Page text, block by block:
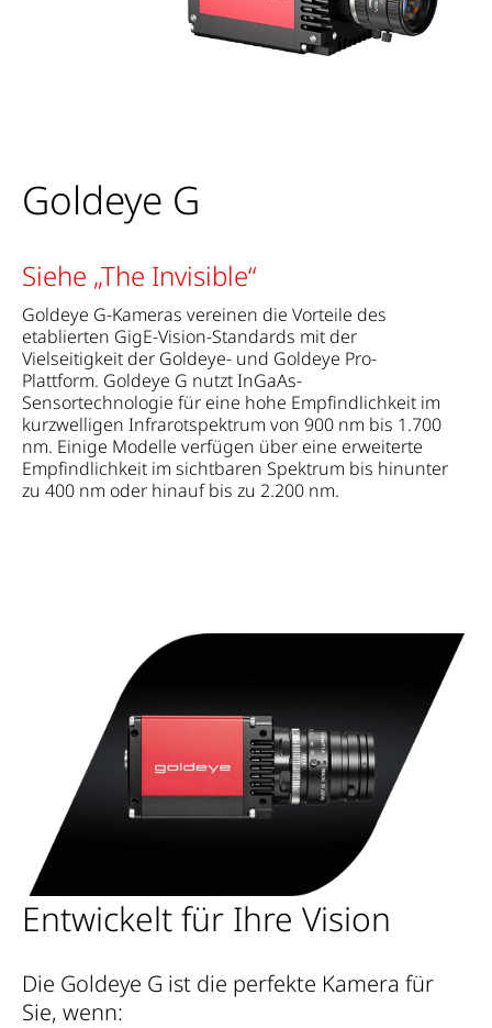
Goldeye G
Siehe „The Invisible“
Goldeye G-Kameras vereinen die Vorteile des
etablierten GigE-Vision-Standards mit der
Vielseitigkeit der Goldeye- und Goldeye Pro-
Plattform. Goldeye G nutzt InGaAs-
Sensortechnologie für eine hohe Empfindlichkeit im
kurzwelligen Infrarotspektrum von 900 nm bis 1.700
nm. Einige Modelle verfügen über eine erweiterte
Empfindlichkeit im sichtbaren Spektrum bis hinunter
zu 400 nm oder hinauf bis zu 2.200 nm.
Entwickelt für Ihre Vision
Die Goldeye G ist die perfekte Kamera für
Sie, wenn: